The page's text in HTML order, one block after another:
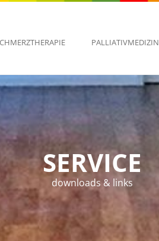
PALLIATIVMEDIZIN
SERVICE
downloads & links